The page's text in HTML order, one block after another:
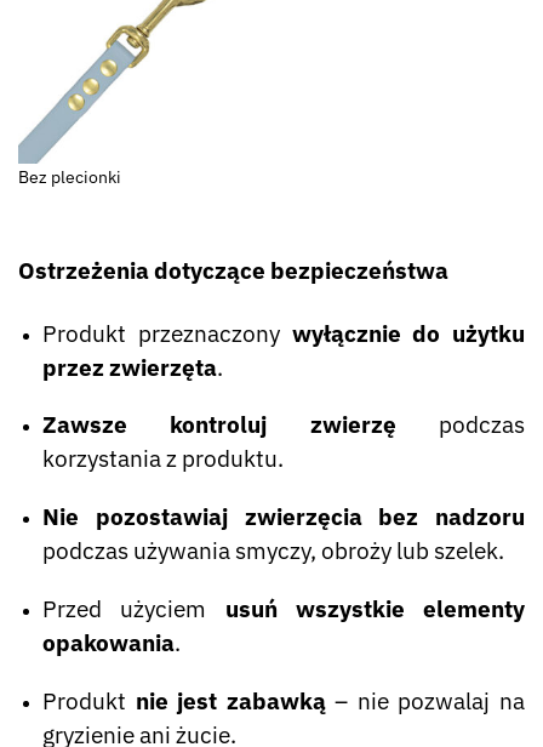
Bez plecionki
Ostrzeżenia dotyczące bezpieczeństwa
Produkt przeznaczony wyłącznie do użytku
przez zwierzęta.
Zawsze kontroluj zwierzę podczas
korzystania z produktu.
Nie pozostawiaj zwierzęcia bez nadzoru
podczas używania smyczy, obroży lub szelek.
Przed użyciem usuń wszystkie elementy
opakowania.
Produkt nie jest zabawką– nie pozwalaj na
gryzienie ani żucie.